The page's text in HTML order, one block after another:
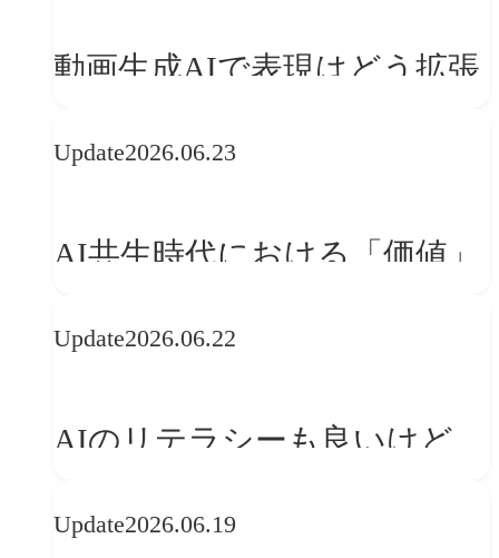
動画生成AIで表現はどう拡張
伸吾が語る、AI時代の「プロ
Update2026.06.23
AI共生時代における「価値」
「正解」をAIが教えてくれる
Update2026.06.22
AIのリテラシーも良いけど、
は大丈夫か?【POLA春節事例
Update2026.06.19